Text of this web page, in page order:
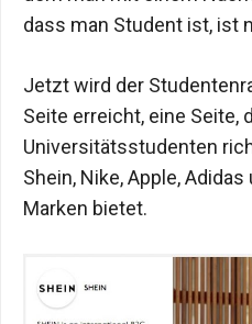
dass man Student ist, ist
Jetzt wird der
Seite erreicht, eine Seite,
Universitätsstudenten
Shein, Nike, Apple,
Marken bietet.